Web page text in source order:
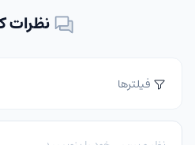
نظرات
فیلترها